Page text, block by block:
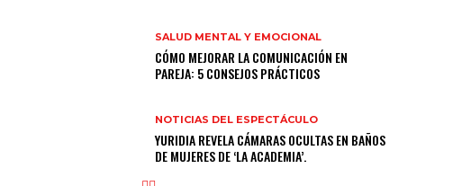
SALUD MENTAL Y EMOCIONAL
CÓMO MEJORAR LA COMUNICACIÓN EN
PAREJA: 5 CONSEJOS PRÁCTICOS
NOTICIAS DEL ESPECTÁCULO
YURIDIA REVELA CÁMARAS OCULTAS EN BAÑOS
DE MUJERES DE ‘LA ACADEMIA’.